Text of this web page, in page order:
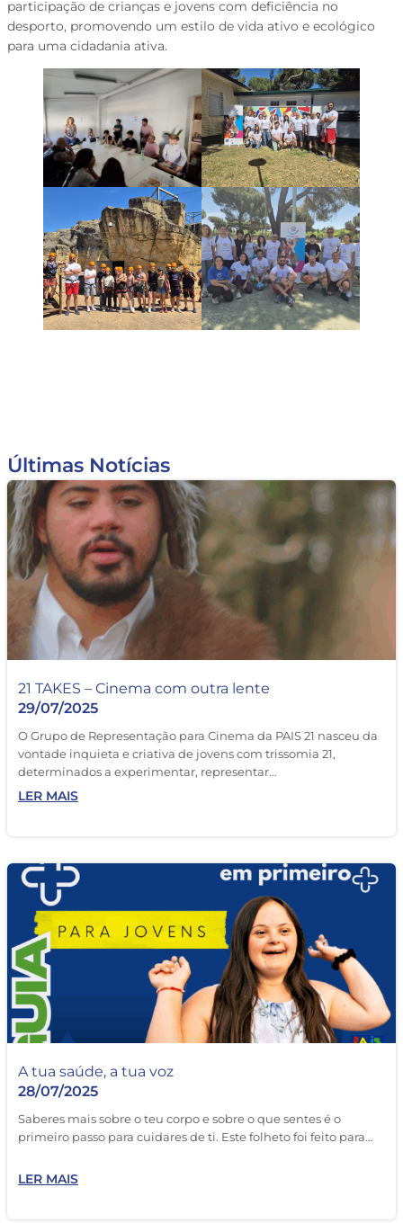
participação de crianças e jovens com deficiência no
desporto, promovendo um estilo de vida ativo e ecológico
para uma cidadania ativa.
Últimas Notícias
21 TAKES – Cinema com outra lente
29/07/2025
O Grupo de Representação para Cinema da PAIS 21 nasceu da
vontade inquieta e criativa de jovens com trissomia 21,
determinados a experimentar, representar…
LER MAIS
A tua saúde, a tua voz
28/07/2025
Saberes mais sobre o teu corpo e sobre o que sentes é o
primeiro passo para cuidares de ti. Este folheto foi feito para…
LER MAIS